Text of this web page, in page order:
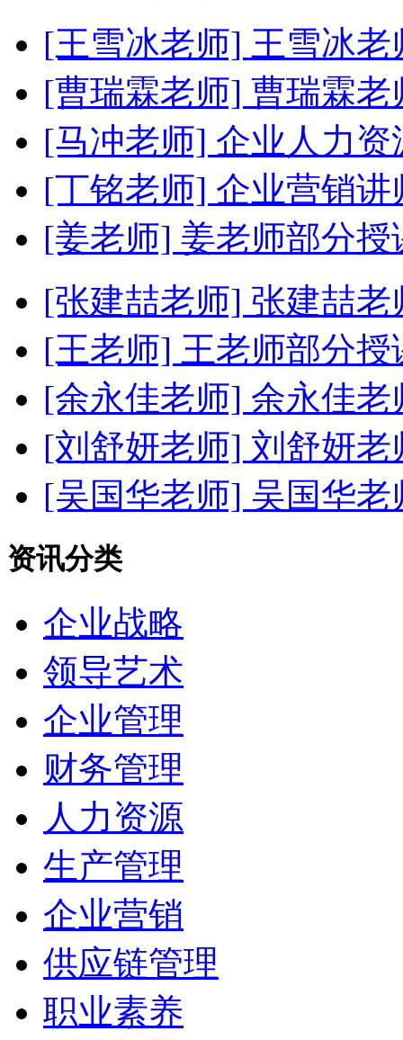
[王雪冰老师] 王雪冰老
[曹瑞霖老师] 曹瑞霖老
[马冲老师] 企业人力
[丁铭老师] 企业营销
[姜老师] 姜老师部分授
[张建喆老师] 张建喆老
[王老师] 王老师部分
[余永佳老师] 余永佳老
[刘舒妍老师] 刘舒妍老
[吴国华老师] 吴国华老
资讯分类
企业战略
领导艺术
企业管理
财务管理
人力资源
生产管理
企业营销
供应链管理
职业素养